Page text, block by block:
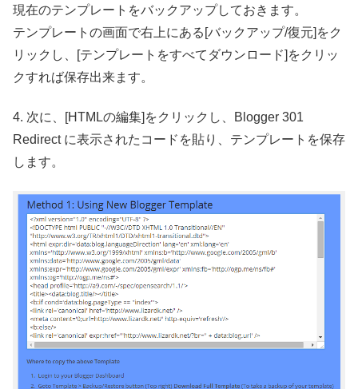
現在のテンプレートをバックアップしておきます。
テンプレートの画面で右上にある[バックアップ/復元]をク
リックし、[テンプレートをすべてダウンロード]をクリッ
クすれば保存出来ます。
4. 次に、[HTMLの編集]をクリックし、Blogger 301
Redirect に表示されたコードを貼り、テンプレートを保存
します。